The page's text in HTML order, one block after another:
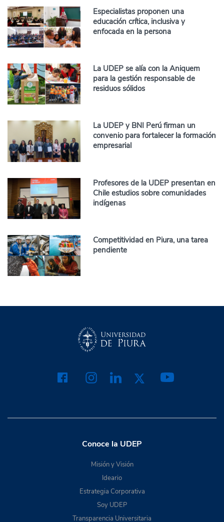
Especialistas proponen una
educación crítica, inclusiva y
enfocada en la persona
La UDEP se alía con la Aniquem
para la gestión responsable de
residuos sólidos
La UDEP y BNI Perú firman un
convenio para fortalecer la formación
empresarial
Profesores de la UDEP presentan en
Chile estudios sobre comunidades
indígenas
Competitividad en Piura, una tarea
pendiente
Conoce la UDEP
Misión y Visión
Ideario
Estrategia Corporativa
Soy UDEP
Transparencia Universitaria